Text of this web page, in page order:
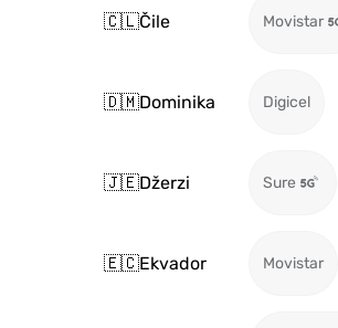
🇨🇱Čile Movistar
🇩🇲Dominika Digicel
🇯🇪Džerzi Sure
🇪🇨Ekvador Movistar